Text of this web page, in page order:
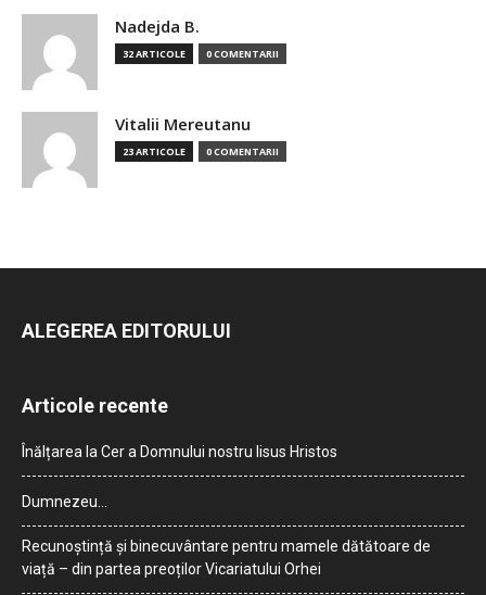
Nadejda B.
32 ARTICOLE 0 COMENTARII
Vitalii Mereutanu
23 ARTICOLE 0 COMENTARII
ALEGEREA EDITORULUI
Articole recente
Înălțarea la Cer a Domnului nostru Iisus Hristos
Dumnezeu…
Recunoștință și binecuvântare pentru mamele dătătoare de
viață – din partea preoților Vicariatului Orhei